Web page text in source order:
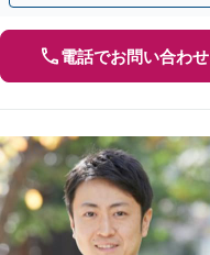
電話でお問い合わせ